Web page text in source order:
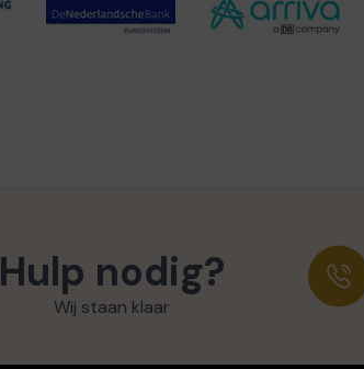
Hulp nodig?
Wij staan klaar